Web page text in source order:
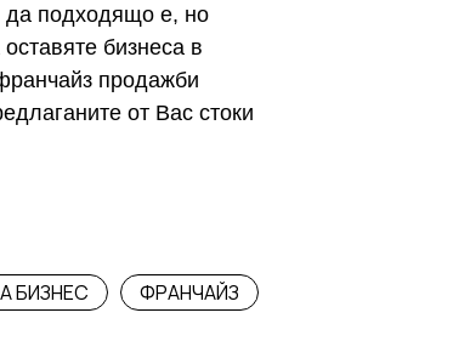
да подходящо е, но
бизнеса в
продажби
от Вас стоки
БИЗНЕС ФРАНЧАЙЗ